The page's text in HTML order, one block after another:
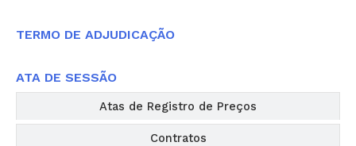
Atas de Registro de Preços
Contratos
TERMO DE ADJUDICAÇÃO
ATA DE SESSÃO